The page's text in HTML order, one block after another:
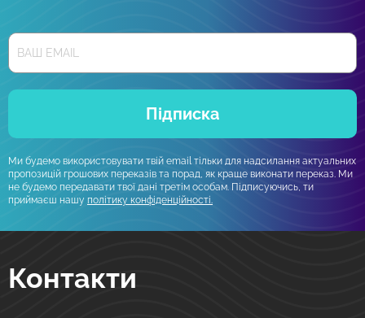
Підписка
Ми будемо використовувати твій email тільки для надсилання актуальних
пропозицій грошових переказів та порад, як краще виконати переказ. Ми
не будемо передавати твої дані третім особам. Підписуючись, ти
приймаєш нашу політику конфіденційності.
Контакти